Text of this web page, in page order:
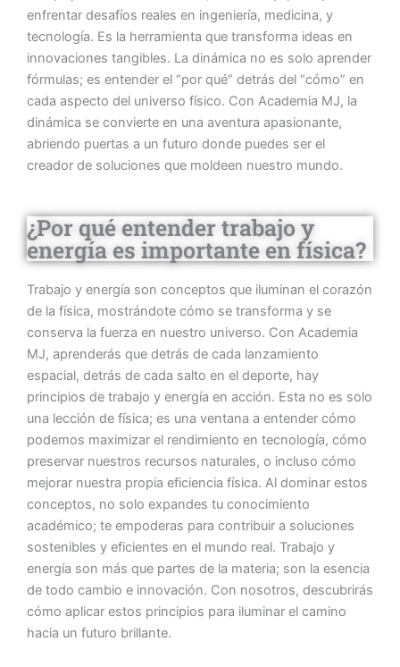
enfrentar desafíos reales en ingeniería, medicina, y
tecnología. Es la herramienta que transforma ideas en
innovaciones tangibles. La dinámica no es solo aprender
fórmulas; es entender el “por qué” detrás del “cómo” en
cada aspecto del universo físico. Con Academia MJ, la
dinámica se convierte en una aventura apasionante,
abriendo puertas a un futuro donde puedes ser el
creador de soluciones que moldeen nuestro mundo.
¿Por qué entender trabajo y
energía es importante en física?
Trabajo y energía son conceptos que iluminan el corazón
de la física, mostrándote cómo se transforma y se
conserva la fuerza en nuestro universo. Con Academia
MJ, aprenderás que detrás de cada lanzamiento
espacial, detrás de cada salto en el deporte, hay
principios de trabajo y energía en acción. Esta no es solo
una lección de física; es una ventana a entender cómo
podemos maximizar el rendimiento en tecnología, cómo
preservar nuestros recursos naturales, o incluso cómo
mejorar nuestra propia eficiencia física. Al dominar estos
conceptos, no solo expandes tu conocimiento
académico; te empoderas para contribuir a soluciones
sostenibles y eficientes en el mundo real. Trabajo y
energía son más que partes de la materia; son la esencia
de todo cambio e innovación. Con nosotros, descubrirás
cómo aplicar estos principios para iluminar el camino
hacia un futuro brillante.